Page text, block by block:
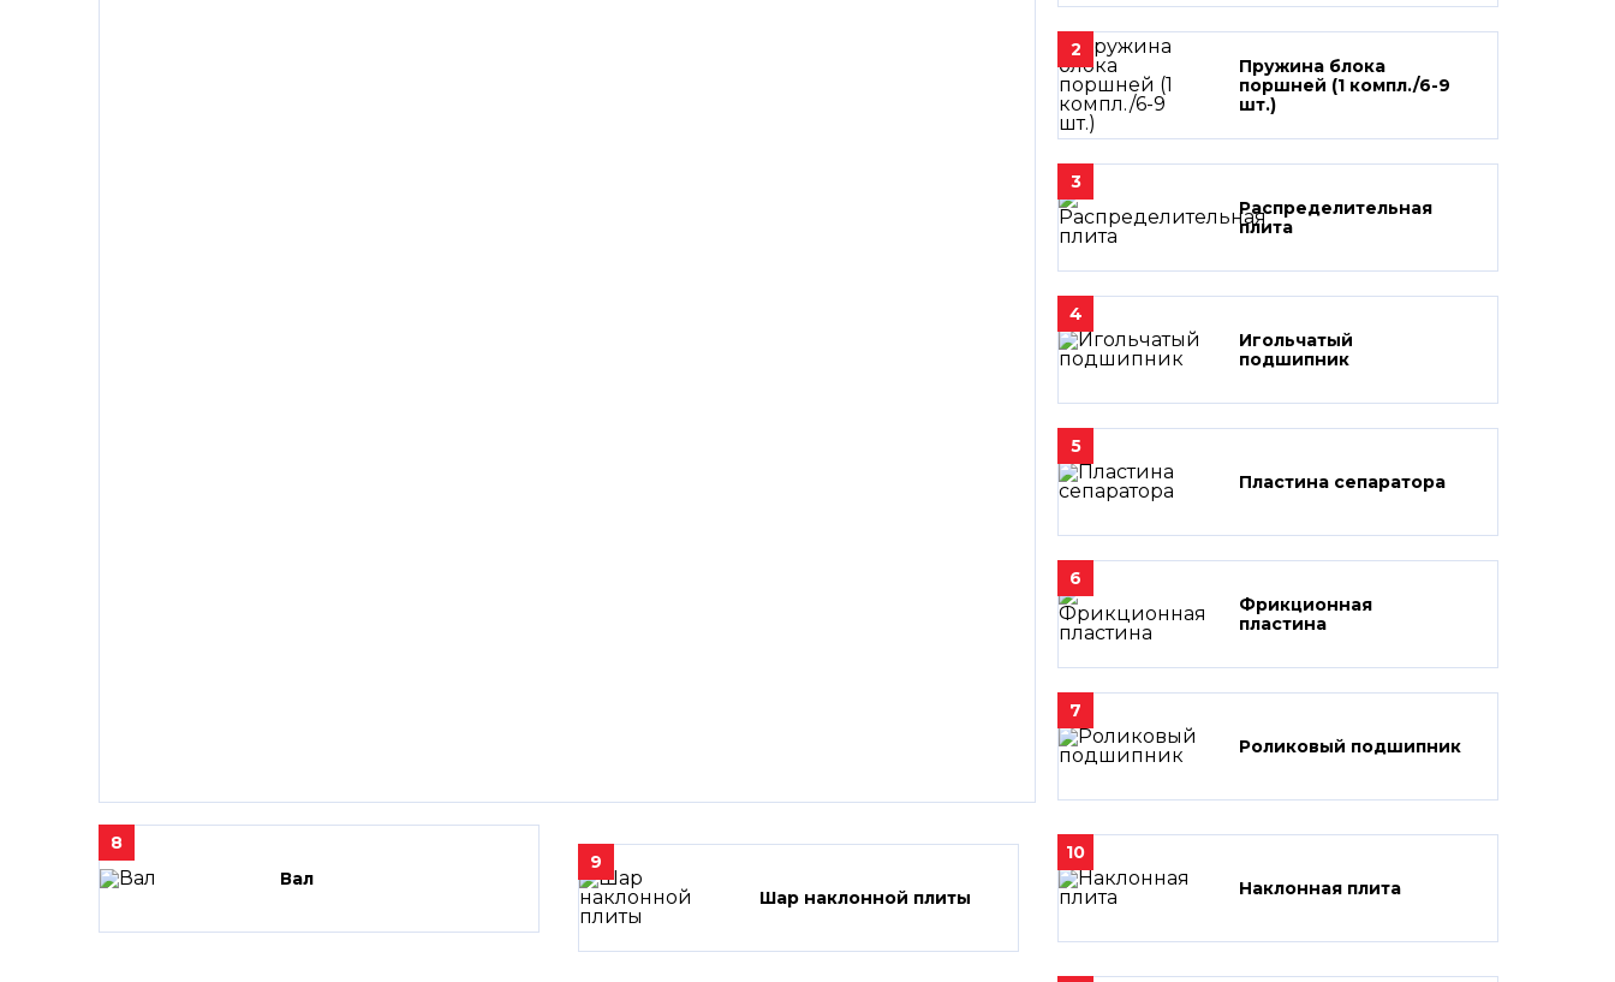
2
Пружина блока
поршней (1 компл./6-9
шт.)
3
Распределительная
плита
4
Игольчатый
подшипник
5
Пластина сепаратора
6
Фрикционная
пластина
7
Роликовый подшипник
8
Вал
9
Шар наклонной плиты
10
Наклонная плита